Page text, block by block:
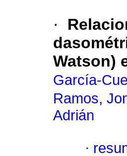
·
Watson)
García-
Ramos,
Adrián
·